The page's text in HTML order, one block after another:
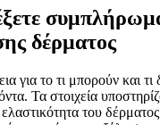
δέρματος
για το τι μπορούν και
Τα στοιχεία
του